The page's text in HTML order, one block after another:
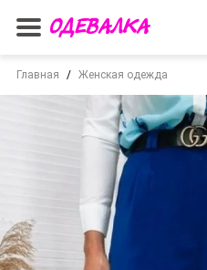
Главная Женская одежда